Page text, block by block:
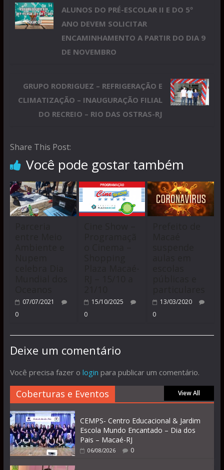
ALUNOS DO PRÉ-ESCOLAR II E DO 5º
ANO DEVEM SOLICITAR
ENCAMINHAMENTO A PARTIR DO DIA 9
DE NOVEMBRO
GRUPO RODRIGUEZ – REFRIGERAÇÃO E
CLIMATIZAÇÃO – INAUGURAÇÃO FILIAL
DO RECREIO – RIO DAS OSTRAS-RJ
Share This Post:
Você pode gostar também
07/07/2021
0
15/10/2025
0
13/03/2020
0
Deixe um comentário
Você precisa fazer o login para publicar um comentário.
Coberturas e Eventos View All
CEMPS- Centro Educacional & Jardim
Escola Mundo Encantado – Dia dos
Pais – Macaé-RJ
06/08/2026 0